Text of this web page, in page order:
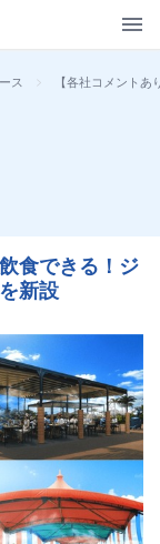
ス > 【各社コメント
食できる！ジ
新設